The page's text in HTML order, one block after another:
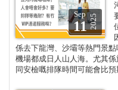
Sep
112025
係去下龍灣、沙壩等熱門景
機場都成日人山人海。尤其
同安檢嘅排隊時間可能會比預